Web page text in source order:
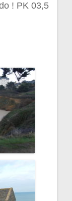
! PK 03,5